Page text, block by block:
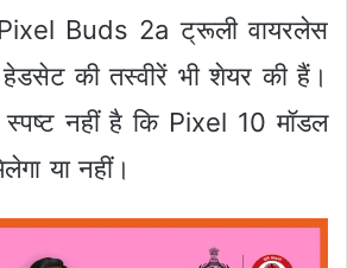
Buds 2a ट्रूली वायरलेस
हेडसेट की तस्वीरें भी शेयर की हैं।
स्पष्ट नहीं है कि Pixel 10 मॉडल
या नहीं।